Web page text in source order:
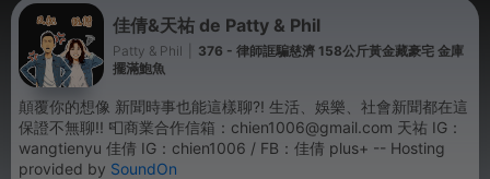
佳倩&天祐 de Patty & Phil
Patty & Phil
376 - 律師誆騙慈濟 158公斤黃金藏豪宅 金庫
擺滿鮑魚
顛覆你的想像 新聞時事也能這樣聊?! 生活、娛樂、社會新聞都在這
保證不無聊!! 📮商業合作信箱：chien1006@gmail.com 天祐 IG：
wangtienyu 佳倩 IG：chien1006 / FB：佳倩 plus+ -- Hosting
provided by SoundOn